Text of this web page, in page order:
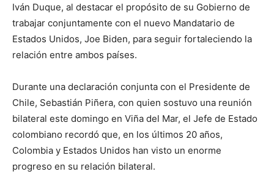
Iván Duque, al destacar el propósito de su Gobierno de
trabajar conjuntamente con el nuevo Mandatario de
Estados Unidos, Joe Biden, para seguir fortaleciendo la
relación entre ambos países.
Durante una declaración conjunta con el Presidente de
Chile, Sebastián Piñera, con quien sostuvo una reunión
bilateral este domingo en Viña del Mar, el Jefe de Estado
colombiano recordó que, en los últimos 20 años,
Colombia y Estados Unidos han visto un enorme
progreso en su relación bilateral.